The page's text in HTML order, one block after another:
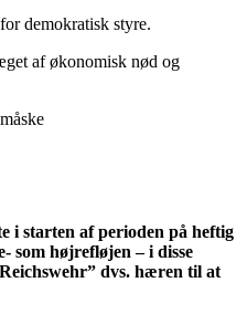
demokratisk styre.
af økonomisk nød og
i starten af perioden på heftig
som højrefløjen – i disse
dvs. hæren til at